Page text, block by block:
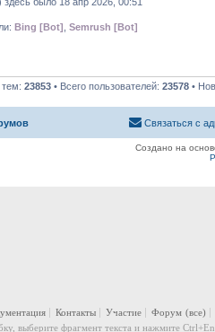
Bing [Bot] Semrush [Bot]
тем: 23853 • Всего пользователей: 23578 •
Связаться с
Создано на
Контакты Участие Форум (все)
выберите фрагмент текста и нажмите